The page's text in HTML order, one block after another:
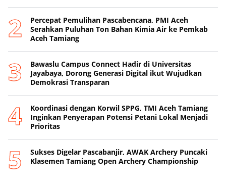
Percepat Pemulihan Pascabencana, PMI Aceh
Serahkan Puluhan Ton Bahan Kimia Air ke Pemkab
Aceh Tamiang
Bawaslu Campus Connect Hadir di Universitas
Jayabaya, Dorong Generasi Digital ikut Wujudkan
Demokrasi Transparan
Koordinasi dengan Korwil SPPG, TMI Aceh Tamiang
Inginkan Penyerapan Potensi Petani Lokal Menjadi
Prioritas
Sukses Digelar Pascabanjir, AWAK Archery Puncaki
Klasemen Tamiang Open Archery Championship